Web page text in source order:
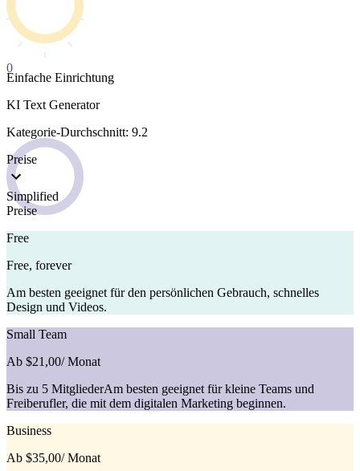
0
Einfache Einrichtung
KI Text Generator
Kategorie-Durchschnitt: 9.2
Preise
Simplified
Preise
Free
Free, forever
Am besten geeignet für den persönlichen Gebrauch, schnelles
Design und Videos.
Small Team
Ab $21,00/ Monat
Bis zu 5 MitgliederAm besten geeignet für kleine Teams und
Freiberufler, die mit dem digitalen Marketing beginnen.
Business
Ab $35,00/ Monat